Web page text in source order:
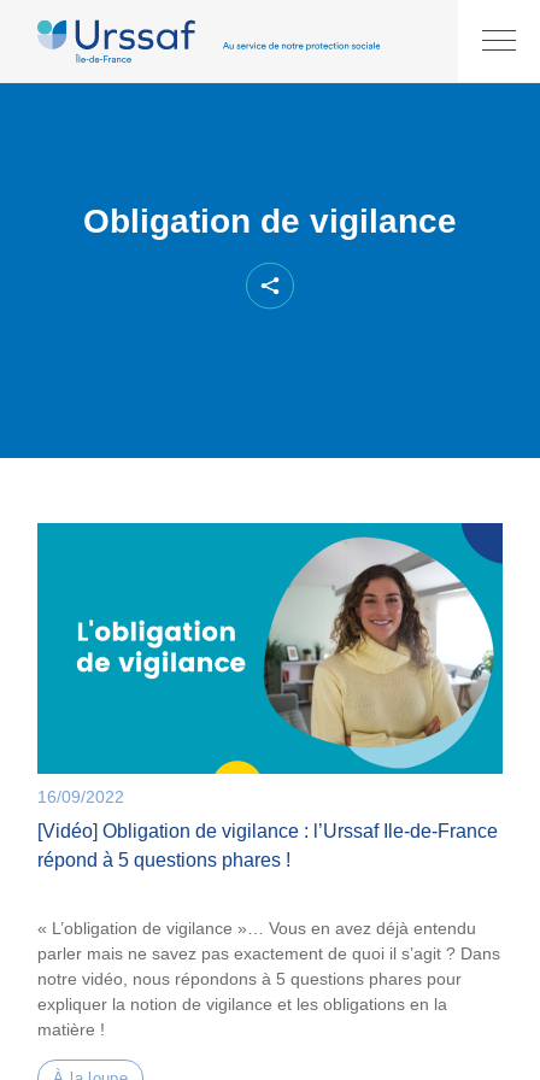
Obligation de vigilance
16/09/2022
[Vidéo] Obligation de vigilance : l’Urssaf Ile-de-France
répond à 5 questions phares !
« L’obligation de vigilance »… Vous en avez déjà entendu
parler mais ne savez pas exactement de quoi il s’agit ? Dans
notre vidéo, nous répondons à 5 questions phares pour
expliquer la notion de vigilance et les obligations en la
matière !